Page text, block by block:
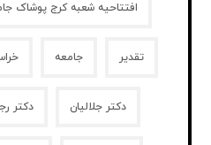
افتتاحیه شعبه کرج پوشاک
تقدیر جامعه
دکتر جلالیان دکتر